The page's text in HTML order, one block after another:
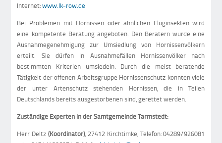
Internet:www.lk-row.de
Bei Problemen mit Hornissen oder ähnlichen Fluginsekten wird
eine kompetente Beratung angeboten. Den Beratern wurde eine
Ausnahmegenehmigung zur Umsiedlung von Hornissenvölkern
erteilt. Sie dürfen in Ausnahmefällen Hornissenvölker nach
bestimmten Kriterien umsiedeln. Durch die meist beratende
Tätigkeit der offenen Arbeitsgruppe Hornissenschutz konnten viele
der unter Artenschutz stehenden Hornissen, die in Teilen
Deutschlands bereits ausgestorbenen sind, gerettet werden.
Zuständige Experten in der Samtgemeinde Tarmstedt:
Herr Deltz(Koordinator), 27412 Kirchtimke, Telefon: 04289/926081